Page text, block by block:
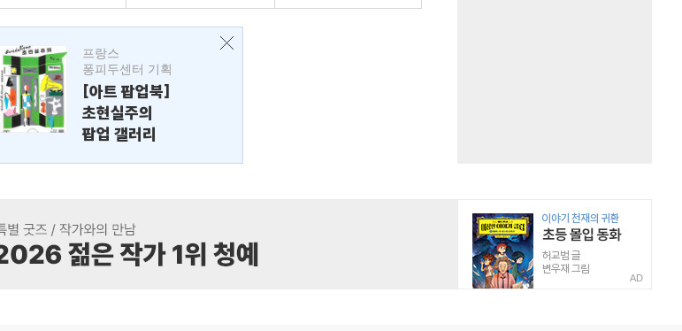
프랑스
퐁피두센터 기획
[아트 팝업북]
초현실주의
팝업 갤러리
AD